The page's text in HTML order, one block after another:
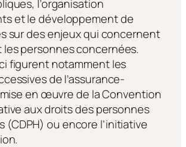
l’organisation
et le développement de
sur des enjeux qui concernent
personnes concernées.
figurent notamment les
de l’assurance-
en œuvre de la Convention
aux droits des personnes
(CDPH) ou encore l’initiative